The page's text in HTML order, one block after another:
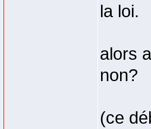
la loi.
alors
non?
(ce